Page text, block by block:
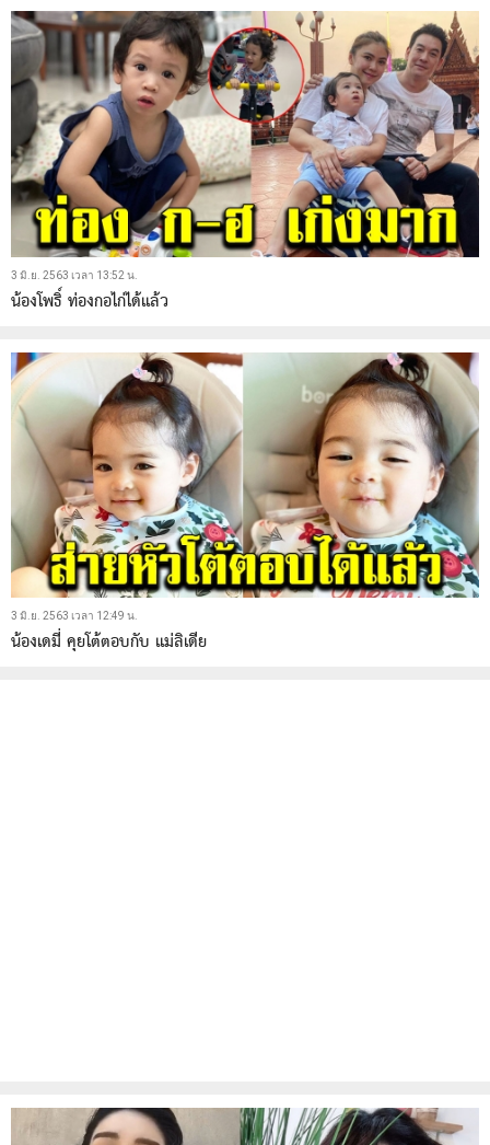
3 มิ.ย. 2563 เวลา 13:52 น.
น้องโพธิ์ ท่องกอไก่ได้แล้ว
3 มิ.ย. 2563 เวลา 12:49 น.
น้องเดมี่ คุยโต้ตอบกับ แม่ลิเดีย